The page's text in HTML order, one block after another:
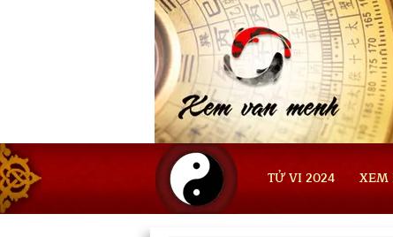
TỬ VI 2024 XEM